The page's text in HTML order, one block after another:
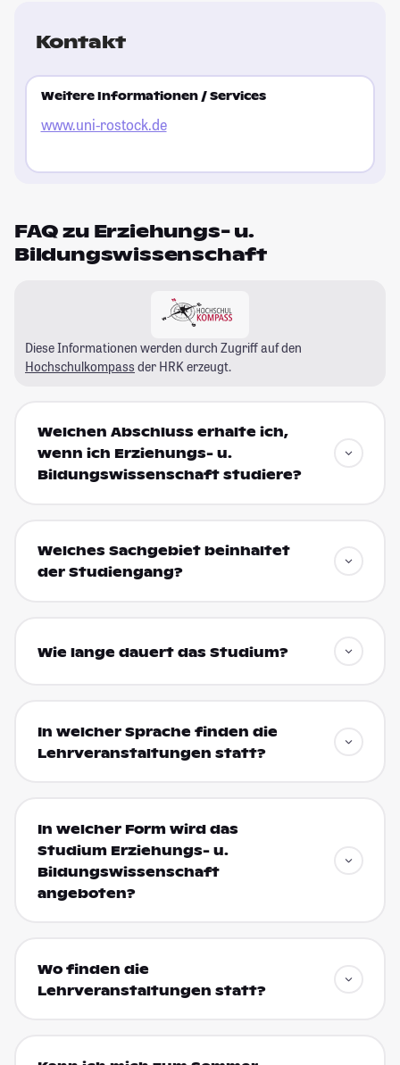
Kontakt
Weitere Informationen / Services
www.uni-rostock.de
FAQ zu Erziehungs- u.
Bildungswissenschaft
Diese Informationen werden durch Zugriff auf den
Hochschulkompass der HRK erzeugt.
Welchen Abschluss erhalte ich,
wenn ich Erziehungs- u.
Bildungswissenschaft studiere?
Welches Sachgebiet beinhaltet
der Studiengang?
Wie lange dauert das Studium?
In welcher Sprache finden die
Lehrveranstaltungen statt?
In welcher Form wird das
Studium Erziehungs- u.
Bildungswissenschaft
angeboten?
Wo finden die
Lehrveranstaltungen statt?